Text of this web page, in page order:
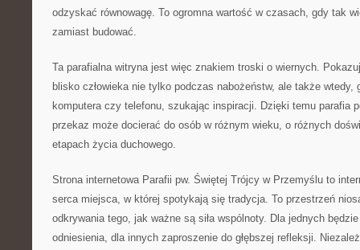
odzyskać równowagę. To ogromna wartość w czasach, gdy tak
zamiast budować.
Ta parafialna witryna jest więc znakiem troski o wiernych.
blisko człowieka nie tylko podczas nabożeństw, ale także wtedy,
komputera czy telefonu, szukając inspiracji. Dzięki temu parafia
przekaz może docierać do osób w różnym wieku, o różnych
etapach życia duchowego.
Strona internetowa Parafii pw. Świętej Trójcy w Przemyślu to
serca miejsca, w której spotykają się tradycja. To przestrzeń
odkrywania tego, jak ważne są siła wspólnoty. Dla jednych
odniesienia, dla innych zaproszenie do głębszej refleksji.